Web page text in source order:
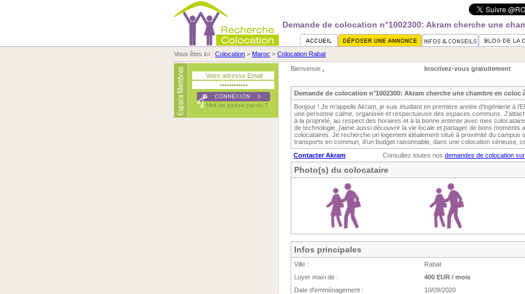
Demande de colocation n°1002300: Akram cherche une
Vous êtes ici : Colocation > Maroc > Colocation Rabat
Bienvenue , Inscrivez-vous gratuitement
Demande de colocation n°1002300: Akram cherche une chambre en coloc
Bonjour ! Je m’appelle Akram, je suis étudiant en première année d’ingénierie à
une personne calme, organisée et respectueuse des espaces communs.
à la propreté, au respect des horaires et à la bonne entente avec mes
de technologie, j’aime aussi découvrir la vie locale et partager de bons moments
colocataires. Je recherche un logement idéalement situé à proximité du campus
transports en commun, d’un budget raisonnable, dans une colocation sérieuse,
Contacter Akram
Consultez toutes nos demandes de colocation
Photo(s) du colocataire
Infos principales
Ville :
Rabat
Loyer maxi de :
400 EUR / mois
Date d'emménagement :
10/09/2020